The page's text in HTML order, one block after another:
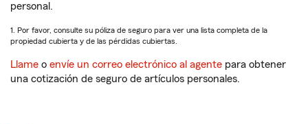
personal.
1. Por favor, consulte su póliza de seguro para ver una lista completa de la
propiedad cubierta y de las pérdidas cubiertas.
Llame o envíe un correo electrónico al agente para obtener
una cotización de seguro de artículos personales.